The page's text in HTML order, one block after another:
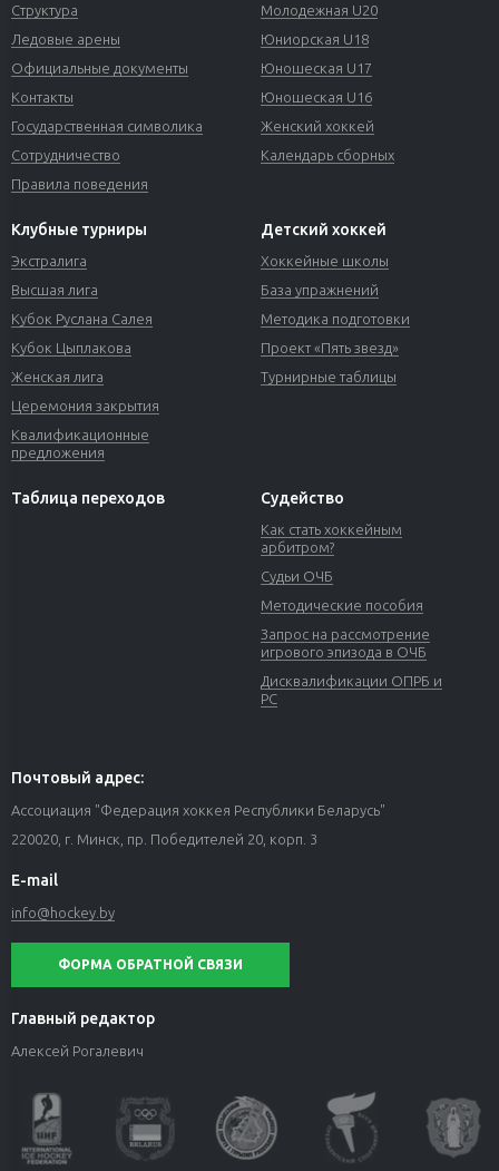
Структура
Ледовые арены
Официальные документы
Контакты
Государственная символика
Сотрудничество
Правила поведения
Молодежная U20
Юниорская U18
Юношеская U17
Юношеская U16
Женский хоккей
Календарь сборных
Клубные турниры
Экстралига
Высшая лига
Кубок Руслана Салея
Кубок Цыплакова
Женская лига
Церемония закрытия
Квалификационные
предложения
Детский хоккей
Хоккейные школы
База упражнений
Методика подготовки
Проект «Пять звезд»
Турнирные таблицы
Таблица переходов Судейство
Как стать хоккейным
арбитром?
Судьи ОЧБ
Методические пособия
Запрос на рассмотрение
игрового эпизода в ОЧБ
Дисквалификации ОПРБ и
РС
Почтовый адрес:
Ассоциация "Федерация хоккея Республики Беларусь"
220020, г. Минск, пр. Победителей 20, корп. 3
E-mail
info@hockey.by
ФОРМА ОБРАТНОЙ СВЯЗИ
Главный редактор
Алексей Рогалевич